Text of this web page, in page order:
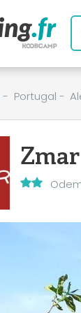
- Portugal -